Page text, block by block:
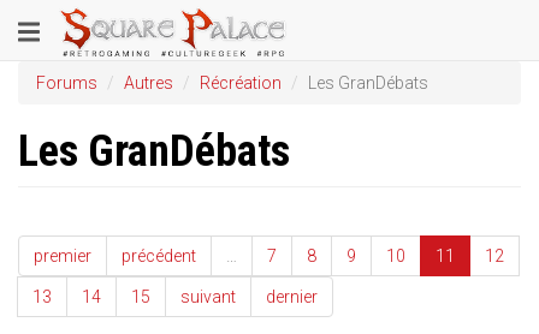
au
contenu
principal
Toggle
navigation
Forums Autres Récréation Les GranDébats
Les GranDébats
premier précédent 7 8 9 10 11 12
13 14 15 suivant dernier